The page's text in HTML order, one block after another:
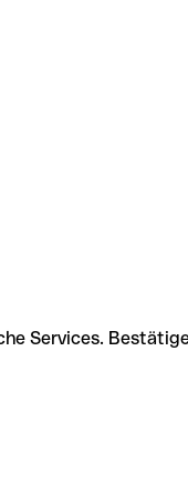
Services.